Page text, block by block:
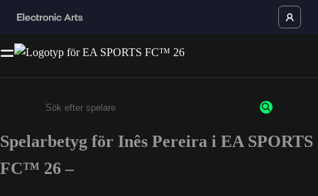
Ange minst 3 tecken eller siffror
Spelarbetyg för Inês Pereira i EA SPORTS
FC™ 26 –